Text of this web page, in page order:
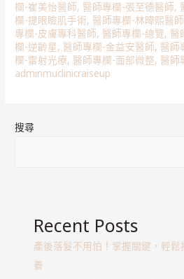
欄-崔美怡醫師, 醫師專欄-張至德醫師,
欄-提眼瞼肌手術, 醫師專欄-林暐熙醫師
專欄-皮膚專科醫師, 醫師專欄-總覽, 醫
欄-逆齡星, 醫師專欄-金益安醫師, 醫師
欄-雷射光療, 醫師專欄-面部微整, 醫師
adminmuclinicraiseup
搜尋
Recent Posts
產後落髮不用怕！掌握關鍵，輕
養